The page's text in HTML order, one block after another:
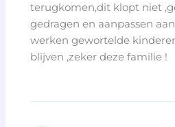
terugkomen,dit klopt niet
gedragen en aanpassen
werken gewortelde
blijven ,zeker deze familie !